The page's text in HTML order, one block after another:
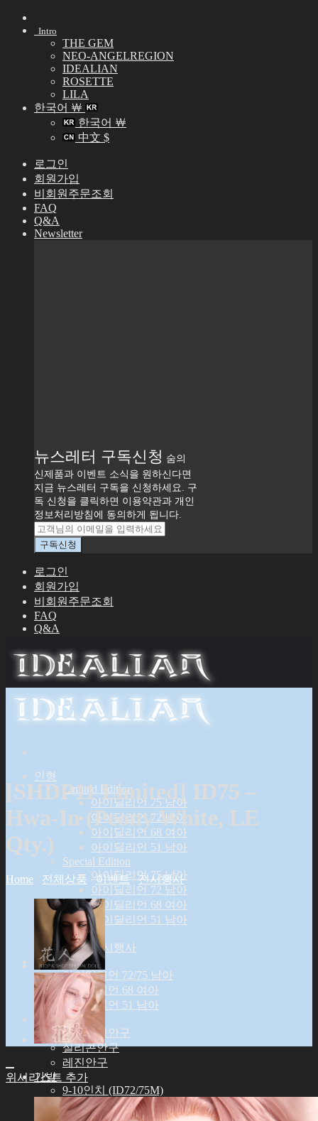
Skip
Intro
THE GEM
NEO-ANGELREGION
IDEALIAN
ROSETTE
LILA
한국어 ￦
한국어 ￦
中文 $
로그인
회원가입
비회원주문조회
FAQ
Q&A
Newsletter
뉴스레터 구독신청 숨의
신제품과 이벤트 소식을 원하신다면
지금 뉴스레터 구독을 신청하세요. 구
독 신청을 클릭하면 이용약관과 개인
정보처리방침에 동의하게 됩니다.
로그인
회원가입
비회원주문조회
FAQ
Q&A
인형
Limited Edition
아이딜리언 75 남아
아이딜리언 72 남아
아이딜리언 68 여아
아이딜리언 51 남아
Special Edition
아이딜리언 75 남아
아이딜리언 72 남아
아이딜리언 68 여아
아이딜리언 51 남아
Event
전시행사
파츠
아이딜리언 72/75 남아
아이딜리언 68 여아
아이딜리언 51 남아
안구
기간한정안구
실리콘안구
레진안구
가발
9-10인치 (ID72/75M)
8-9인치 (ID68F)
[SHDP11 Limited] ID75 –
Hwa-In (Peony White, LE
Qty.)
Home 전체상품 / 이벤트 / 전시행사
위시리스트 추가